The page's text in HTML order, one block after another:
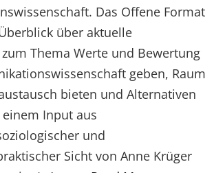
Das Offene Format
über aktuelle
Thema Werte und Bewertung
geben, Raum
bieten und Alternativen
Input aus
und
Sicht von Anne Krüger